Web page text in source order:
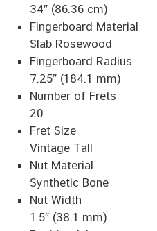
34″ (86.36 cm)
Fingerboard Material
Slab Rosewood
Fingerboard Radius
7.25″ (184.1 mm)
Number of Frets
20
Fret Size
Vintage Tall
Nut Material
Synthetic Bone
Nut Width
1.5″ (38.1 mm)